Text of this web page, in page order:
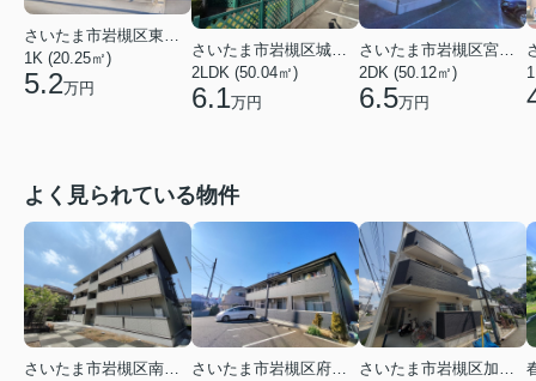
さいたま市岩槻区東岩槻６丁目
1K (20.25㎡)
5.2万円
さいたま市岩槻区城南５丁目
2LDK (50.04㎡)
6.1万円
さいたま市岩槻区宮町２丁目
2DK (50.12㎡)
6.5万円
よく見られている物件
さいたま市岩槻区南平野４丁目
さいたま市岩槻区府内１丁目
さいたま市岩槻区加倉１丁目